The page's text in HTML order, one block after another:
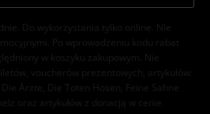
Do wykorzystania tylko online. NIe
Po wprowadzeniu kodu rabat
w koszyku zakupowym. Nie
voucherów prezentowych, artykułów:
Ärzte, Die Toten Hosen, Feine Sahne
oraz artykułów z donacją w cenie.